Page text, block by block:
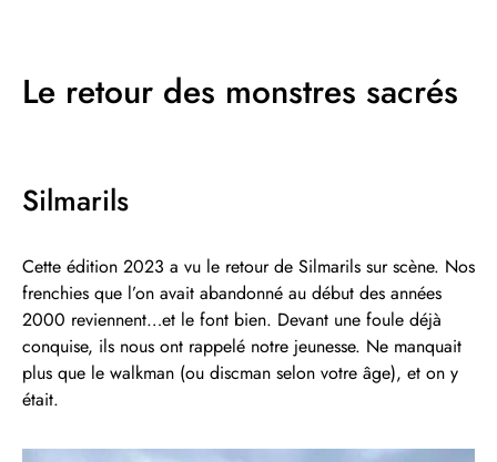
Le retour des monstres sacrés
Silmarils
Cette édition 2023 a vu le retour de Silmarils sur scène. Nos
frenchies que l’on avait abandonné au début des années
2000 reviennent…et le font bien. Devant une foule déjà
conquise, ils nous ont rappelé notre jeunesse. Ne manquait
plus que le walkman (ou discman selon votre âge), et on y
était.